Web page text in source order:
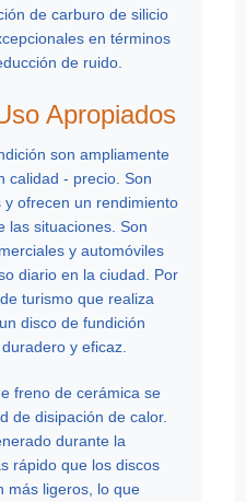
de carburo de silicio
en términos
de ruido.
Apropiados
son ampliamente
calidad - precio. Son
ofrecen un rendimiento
las situaciones. Son
y automóviles
diario en la ciudad. Por
turismo que realiza
disco de fundición
y eficaz.
freno de cerámica se
de disipación de calor.
durante la
rápido que los discos
más ligeros, lo que